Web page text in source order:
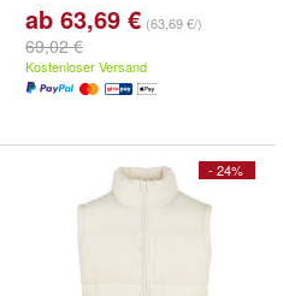
ab 63,69 € (63,69 €/)
69,02 €
Kostenloser Versand
- 24%